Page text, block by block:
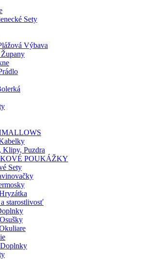
Sety
Výbava
Klipy, Puzdra
POUKÁŽKY
Sety
starostlivosť